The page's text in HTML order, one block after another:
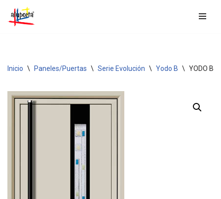
Saltar
Inicio \ Paneles/Puertas \ Serie Evolución \ Yodo B \ YODO B3